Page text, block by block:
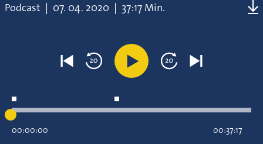
Podcast | 07. 04. 2020 | 37:17 Min.
00:00:00 00:37:17